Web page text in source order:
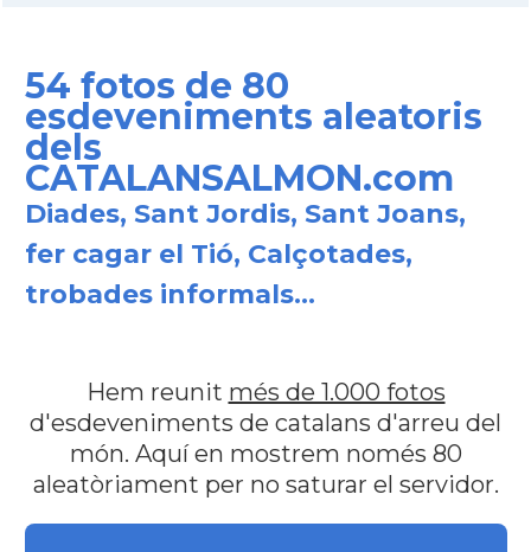
54 fotos de 80
esdeveniments aleatoris
dels
CATALANSALMON.com
Diades, Sant Jordis, Sant Joans,
fer cagar el Tió, Calçotades,
trobades informals...
Hem reunit més de 1.000 fotos
d'esdeveniments de catalans d'arreu del
món. Aquí en mostrem només 80
aleatòriament per no saturar el servidor.